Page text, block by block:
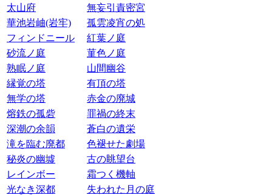
太山府
無妄引責密宮
華池岩岫(岩牢)
孤雲凌宵の処
フィンドニール
紅葉ノ庭
砂流ノ庭
菫色ノ庭
熟眠ノ庭
山間幽谷
縁覚の塔
有頂の塔
無学の塔
赤金の廃城
熔鉄の孤砦
罪禍の終末
深潮の余韻
蒼白の遺栄
滝を臨む廃都
色褪せた劇場
秘炎の幽墟
古の眺望台
レインボー
霜つく機軸
光なき深都
失われた月の庭